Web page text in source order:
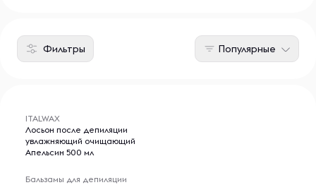
Фильтры Популярные
ITALWAX
Лосьон после депиляции
увлажняющий очищающий
Апельсин 500 мл
Бальзамы для депиляции